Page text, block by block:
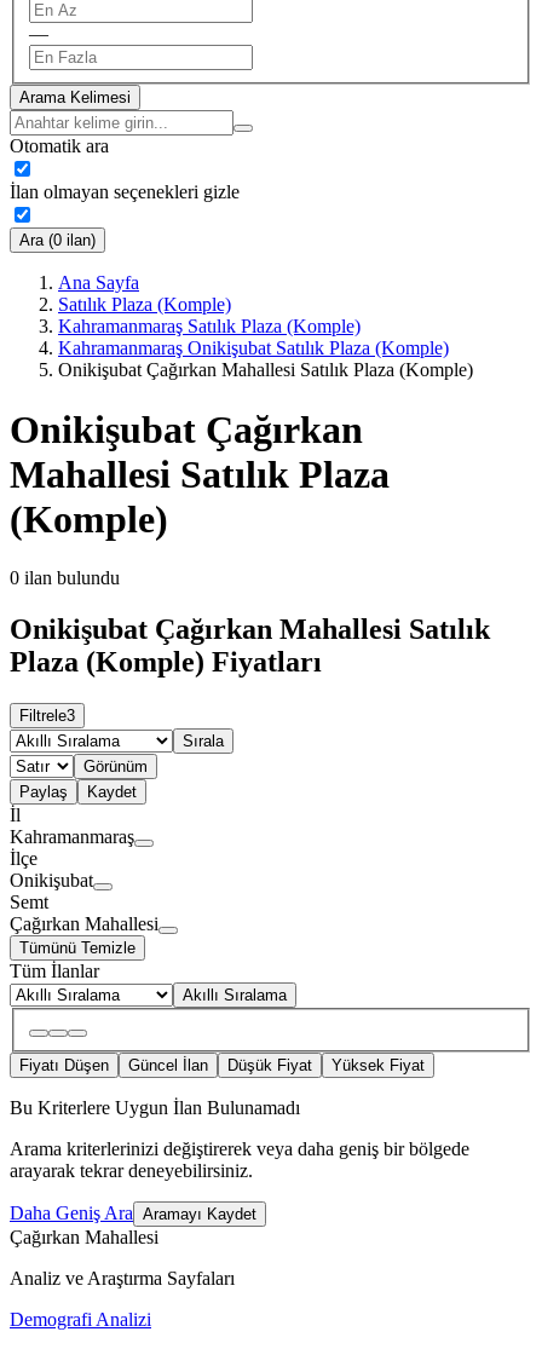
—
Arama Kelimesi
Otomatik ara
İlan olmayan seçenekleri gizle
Ara (0 ilan)
Ana Sayfa
Satılık Plaza (Komple)
Kahramanmaraş Satılık Plaza (Komple)
Kahramanmaraş Onikişubat Satılık Plaza (Komple)
Onikişubat Çağırkan Mahallesi Satılık Plaza (Komple)
Onikişubat Çağırkan
Mahallesi Satılık Plaza
(Komple)
0 ilan bulundu
Onikişubat Çağırkan Mahallesi Satılık
Plaza (Komple) Fiyatları
Filtrele3
Sırala
Görünüm
Paylaş
Kaydet
İl
Kahramanmaraş
İlçe
Onikişubat
Semt
Çağırkan Mahallesi
Tümünü Temizle
Tüm İlanlar
Akıllı Sıralama
Fiyatı Düşen Güncel İlan Düşük Fiyat Yüksek Fiyat
Bu Kriterlere Uygun İlan Bulunamadı
Arama kriterlerinizi değiştirerek veya daha geniş bir bölgede
arayarak tekrar deneyebilirsiniz.
Daha Geniş Ara Aramayı Kaydet
Çağırkan Mahallesi
Analiz ve Araştırma Sayfaları
Demografi Analizi